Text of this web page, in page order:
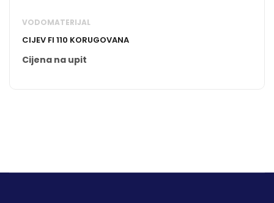
VODOMATERIJAL
CIJEV FI 110 KORUGOVANA
Cijena na upit